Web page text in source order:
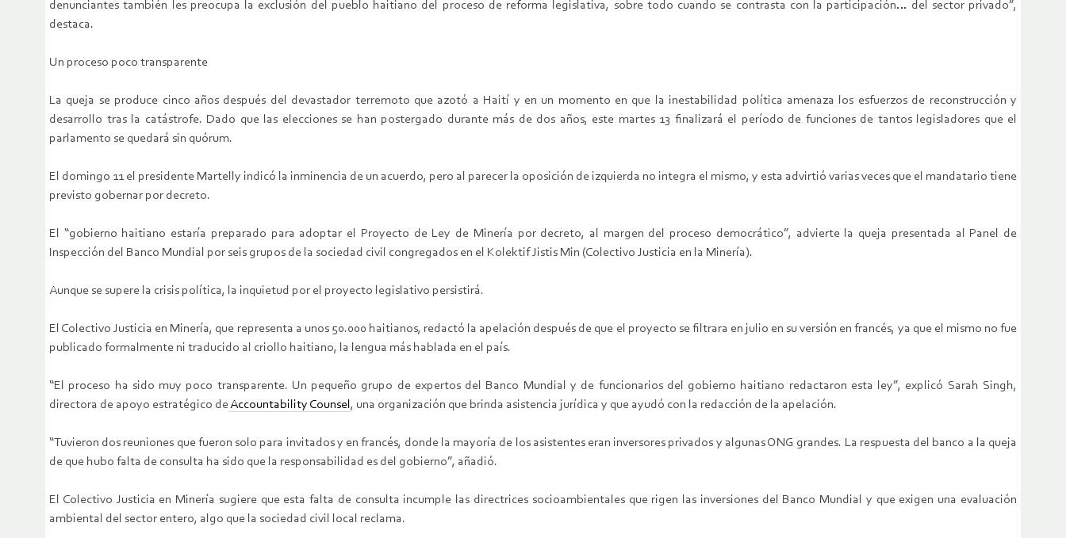
denunciantes también les preocupa la exclusión del pueblo haitiano del proceso de reforma legislativa, sobre todo cuando se contrasta con la participación… del sector privado”,
destaca.
Un proceso poco transparente
La queja se produce cinco años después del devastador terremoto que azotó a Haití y en un momento en que la inestabilidad política amenaza los esfuerzos de reconstrucción y
desarrollo tras la catástrofe. Dado que las elecciones se han postergado durante más de dos años, este martes 13 finalizará el período de funciones de tantos legisladores que el
parlamento se quedará sin quórum.
El domingo 11 el presidente Martelly indicó la inminencia de un acuerdo, pero al parecer la oposición de izquierda no integra el mismo, y esta advirtió varias veces que el mandatario tiene
previsto gobernar por decreto.
El “gobierno haitiano estaría preparado para adoptar el Proyecto de Ley de Minería por decreto, al margen del proceso democrático”, advierte la queja presentada al Panel de
Inspección del Banco Mundial por seis grupos de la sociedad civil congregados en el Kolektif Jistis Min (Colectivo Justicia en la Minería).
Aunque se supere la crisis política, la inquietud por el proyecto legislativo persistirá.
El Colectivo Justicia en Minería, que representa a unos 50.000 haitianos, redactó la apelación después de que el proyecto se filtrara en julio en su versión en francés, ya que el mismo no fue
publicado formalmente ni traducido al criollo haitiano, la lengua más hablada en el país.
“El proceso ha sido muy poco transparente. Un pequeño grupo de expertos del Banco Mundial y de funcionarios del gobierno haitiano redactaron esta ley”, explicó Sarah Singh,
directora de apoyo estratégico deAccountability Counsel , una organización que brinda asistencia jurídica y que ayudó con la redacción de la apelación.
“Tuvieron dos reuniones que fueron solo para invitados y en francés, donde la mayoría de los asistentes eran inversores privados y algunas ONG grandes. La respuesta del banco a la queja
de que hubo falta de consulta ha sido que la responsabilidad es del gobierno”, añadió.
El Colectivo Justicia en Minería sugiere que esta falta de consulta incumple las directrices socioambientales que rigen las inversiones del Banco Mundial y que exigen una evaluación
ambiental del sector entero, algo que la sociedad civil local reclama.